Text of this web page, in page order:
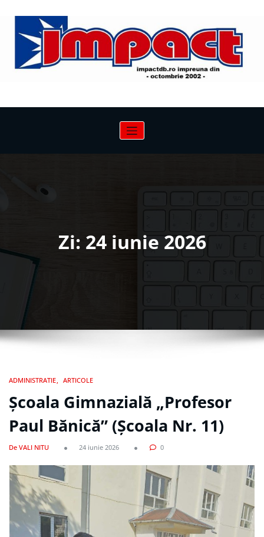
conținut
Zi: 24 iunie 2026
ADMINISTRATIE ARTICOLE
Școala Gimnazială „Profesor
Paul Bănică” (Școala Nr. 11)
De VALI NITU 24 iunie 2026 0